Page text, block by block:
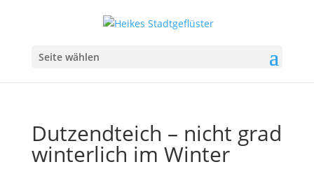
Seite wählen
Dutzendteich – nicht grad
winterlich im Winter